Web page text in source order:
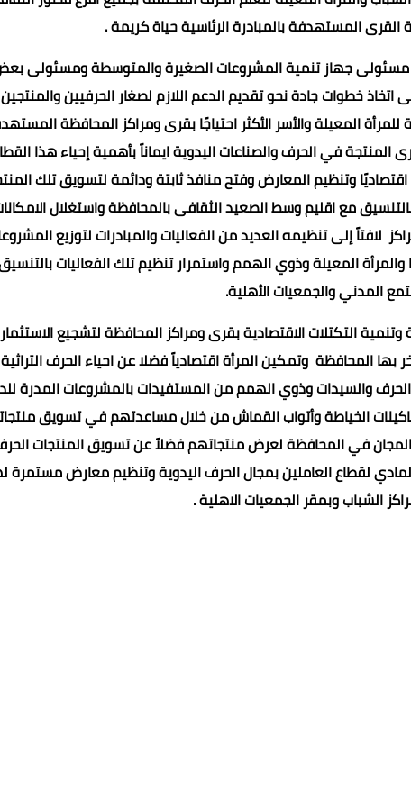
المستهدفة بالمبادرة الرئاسية حياة كريمة .
جهاز تنمية المشروعات الصغيرة والمتوسطة ومسئولى
خطوات جادة نحو تقديم الدعم اللازم لصغار الحرفيين والمنتجين
المعيلة والأسر الأكثر احتياجًا بقرى ومراكز المحافظة
في الحرف والصناعات اليدوية ايماناً بأهمية إحياء هذا
وتنظيم المعارض وفتح منافذ ثابتة ودائمة لتسويق تلك
مع اقليم وسط الصعيد الثقافى بالمحافظة واستغلال
لافتاً إلى تنظيمه العديد من الفعاليات والمبادرات لتوزيع
والمرأة المعيلة وذوي الهمم واستمرار تنظيم تلك الفعاليات
المدني والجمعيات الأهلية.
التكتلات الاقتصادية بقرى ومراكز المحافظة لتشجيع الاستثمار
المحافظة وتمكين المرأة اقتصادياً فضلا عن احياء الحرف التراثية
والسيدات وذوي الهمم من المستفيدات بالمشروعات المدرة
الخياطة وأتواب القماش من خلال مساعدتهم في تسويق
في المحافظة لعرض منتجاتهم فضلاً عن تسويق المنتجات
والمادي لقطاع العاملين بمجال الحرف اليدوية وتنظيم معارض مستمرة
الشباب وبمقر الجمعيات الاهلية .